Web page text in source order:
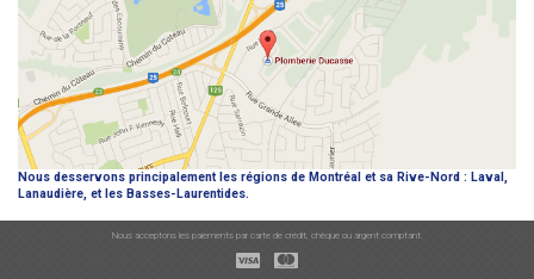
Nous desservons principalement les régions de Montréal et sa Rive-Nord : Laval,
Lanaudière, et les Basses-Laurentides.
Nous acceptons les paiements par carte de crédit, chèque ou argent comptant.